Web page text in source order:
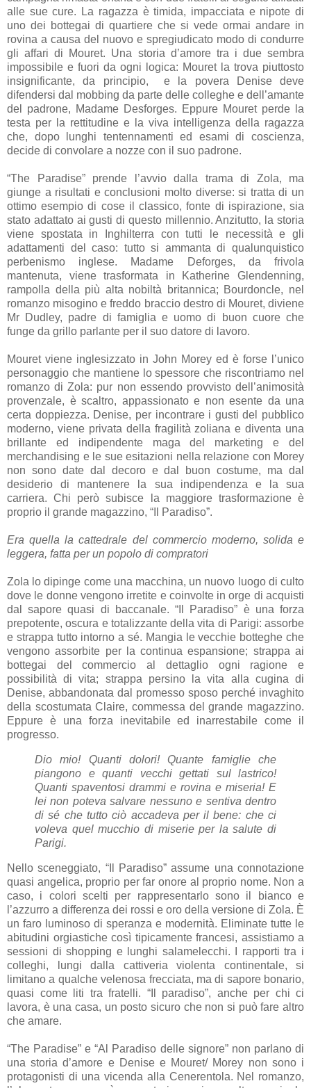
alle sue cure. La ragazza è timida, impacciata e nipote di
uno dei bottegai di quartiere che si vede ormai andare in
rovina a causa del nuovo e spregiudicato modo di condurre
gli affari di Mouret. Una storia d’amore tra i due sembra
impossibile e fuori da ogni logica: Mouret la trova piuttosto
insignificante, da principio,
e la povera Denise deve
difendersi dal mobbing da parte delle colleghe e dell’amante
del padrone, Madame Desforges. Eppure Mouret perde la
testa per la rettitudine e la viva intelligenza della ragazza
che, dopo lunghi tentennamenti ed esami di coscienza,
decide di convolare a nozze con il suo padrone.
“The Paradise” prende l’avvio dalla trama di Zola, ma
giunge a risultati e conclusioni molto diverse: si tratta di un
ottimo esempio di cose il classico, fonte di ispirazione, sia
stato adattato ai gusti di questo millennio. Anzitutto, la storia
viene spostata in Inghilterra con tutti le necessità e gli
adattamenti del caso: tutto si ammanta di qualunquistico
perbenismo inglese. Madame Deforges, da frivola
mantenuta, viene trasformata in Katherine Glendenning,
rampolla della più alta nobiltà britannica; Bourdoncle, nel
romanzo misogino e freddo braccio destro di Mouret, diviene
Mr Dudley, padre di famiglia e uomo di buon cuore che
funge da grillo parlante per il suo datore di lavoro.
Mouret viene inglesizzato in John Morey ed è forse l’unico
personaggio che mantiene lo spessore che riscontriamo nel
romanzo di Zola: pur non essendo provvisto dell’animosità
provenzale, è scaltro, appassionato e non esente da una
certa doppiezza. Denise, per incontrare i gusti del pubblico
moderno, viene privata della fragilità zoliana e diventa una
brillante ed indipendente maga del marketing e del
merchandising e le sue esitazioni nella relazione con Morey
non sono date dal decoro e dal buon costume, ma dal
desiderio di mantenere la sua indipendenza e la sua
carriera. Chi però subisce la maggiore trasformazione è
proprio il grande magazzino, “Il Paradiso”.
Era quella la cattedrale del commercio moderno, solida e
leggera, fatta per un popolo di compratori
Zola lo dipinge come una macchina, un nuovo luogo di culto
dove le donne vengono irretite e coinvolte in orge di acquisti
dal sapore quasi di baccanale. “Il Paradiso” è una forza
prepotente, oscura e totalizzante della vita di Parigi: assorbe
e strappa tutto intorno a sé. Mangia le vecchie botteghe che
vengono assorbite per la continua espansione; strappa ai
bottegai del commercio al dettaglio ogni ragione e
possibilità di vita; strappa persino la vita alla cugina di
Denise, abbandonata dal promesso sposo perché invaghito
della scostumata Claire, commessa del grande magazzino.
Eppure è una forza inevitabile ed inarrestabile come il
progresso.
Dio mio! Quanti dolori! Quante famiglie che
piangono e quanti vecchi gettati sul lastrico!
Quanti spaventosi drammi e rovina e miseria! E
lei non poteva salvare nessuno e sentiva dentro
di sé che tutto ciò accadeva per il bene: che ci
voleva quel mucchio di miserie per la salute di
Parigi.
Nello sceneggiato, “Il Paradiso” assume una connotazione
quasi angelica, proprio per far onore al proprio nome. Non a
caso, i colori scelti per rappresentarlo sono il bianco e
l’azzurro a differenza dei rossi e oro della versione di Zola. È
un faro luminoso di speranza e modernità. Eliminate tutte le
abitudini orgiastiche così tipicamente francesi, assistiamo a
sessioni di shopping e lunghi salamelecchi. I rapporti tra i
colleghi, lungi dalla cattiveria violenta continentale, si
limitano a qualche velenosa frecciata, ma di sapore bonario,
quasi come liti tra fratelli. “Il paradiso”, anche per chi ci
lavora, è una casa, un posto sicuro che non si può fare altro
che amare.
“The Paradise” e “Al Paradiso delle signore” non parlano di
una storia d’amore e Denise e Mouret/ Morey non sono i
protagonisti di una vicenda alla Cenerentola. Nel romanzo,